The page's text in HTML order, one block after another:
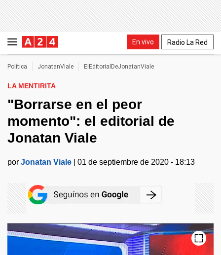
En vivo Radio La Red
Política JonatanViale ElEditorialDeJonatanViale
LA MENTIRITA
"Borrarse en el peor
momento": el editorial de
Jonatan Viale
por Jonatan Viale 01 de septiembre de 2020 - 18:13